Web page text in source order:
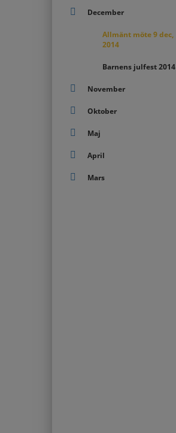
December
Allmänt möte 9 dec,
2014
Barnens julfest 2014
November
Oktober
Maj
April
Mars